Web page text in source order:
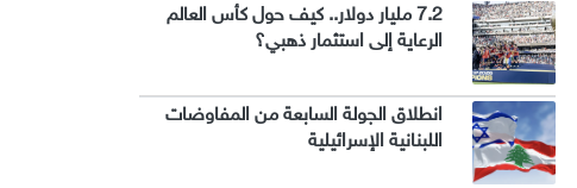
7.2 مليار دولار.. كيف حول كأس العالم
الرعاية إلى استثمار ذهبي؟
انطلاق الجولة السابعة من المفاوضات
اللبنانية الإسرائيلية